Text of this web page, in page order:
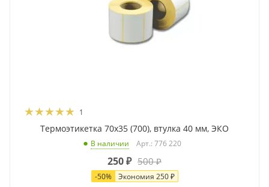
1
Термоэтикетка 70x35 (700), втулка 40 мм, ЭКО
В наличии Арт.: 776 220
250₽ 500₽
-50% Экономия 250₽